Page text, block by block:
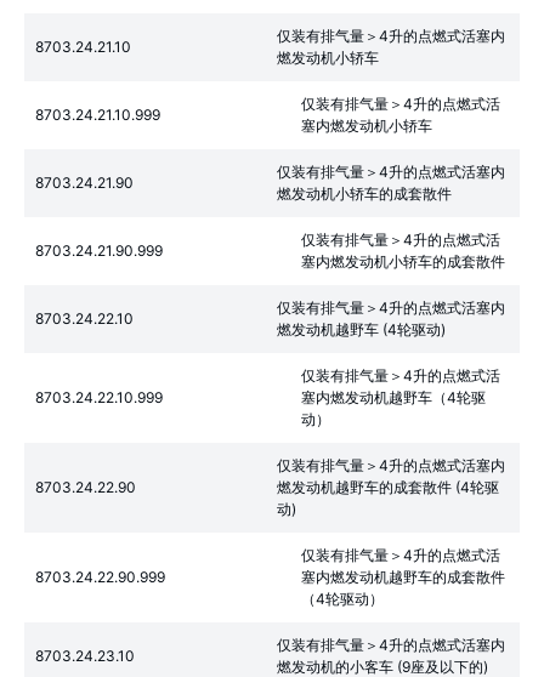
8703.24.21.10
仅装有排气量＞4升的点燃式活塞内
燃发动机小轿车
8703.24.21.10.999
仅装有排气量＞4升的点燃式活
塞内燃发动机小轿车
8703.24.21.90
仅装有排气量＞4升的点燃式活塞内
燃发动机小轿车的成套散件
8703.24.21.90.999
仅装有排气量＞4升的点燃式活
塞内燃发动机小轿车的成套散件
8703.24.22.10
仅装有排气量＞4升的点燃式活塞内
燃发动机越野车 (4轮驱动)
8703.24.22.10.999
仅装有排气量＞4升的点燃式活
塞内燃发动机越野车（4轮驱
动）
8703.24.22.90
仅装有排气量＞4升的点燃式活塞内
燃发动机越野车的成套散件 (4轮驱
动)
8703.24.22.90.999
仅装有排气量＞4升的点燃式活
塞内燃发动机越野车的成套散件
（4轮驱动）
8703.24.23.10
仅装有排气量＞4升的点燃式活塞内
燃发动机的小客车 (9座及以下的)